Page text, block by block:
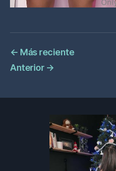
← Más reciente
Anterior →